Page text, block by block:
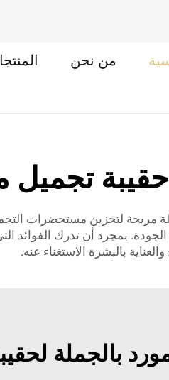
من نحن
حقيبة تجميل
مريحة لتخزين مستحضرات
بمجرد أن تدرك الفوائد
بالبشرة الاستغناء عنه.
بالجملة